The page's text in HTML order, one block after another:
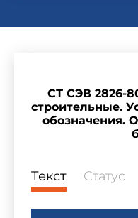
СТ СЭВ 2826-
строительные.
обозначения.
Текст Статус